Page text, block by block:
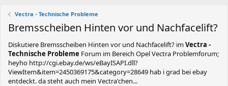
Vectra - Technische Probleme
Bremsscheiben Hinten vor und Nachfacelift?
Diskutiere Bremsscheiben Hinten vor und Nachfacelift? imVectra -
Technische Probleme Forum im Bereich Opel Vectra Problemforum;
heyho http://cgi.ebay.de/ws/eBayISAPI.dll?
ViewItem&item=2450369175&category=28649 hab i grad bei ebay
entdeckt. da steht auch mein Vectra'chen...